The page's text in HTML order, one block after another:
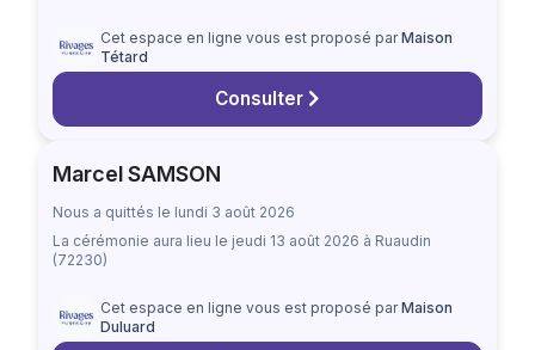
Cet espace en ligne vous est proposé parMaison
Tétard
Consulter
Marcel SAMSON
Nous a quittés le lundi 3 août 2026
La cérémonie aura lieu le jeudi 13 août 2026 à Ruaudin
(72230)
Cet espace en ligne vous est proposé parMaison
Duluard